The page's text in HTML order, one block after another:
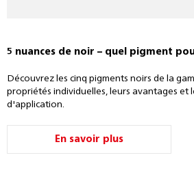
5 nuances de noir – quel pigment
Découvrez les cinq pigments noirs de la
propriétés individuelles, leurs avantages et
d'application.
En savoir plus